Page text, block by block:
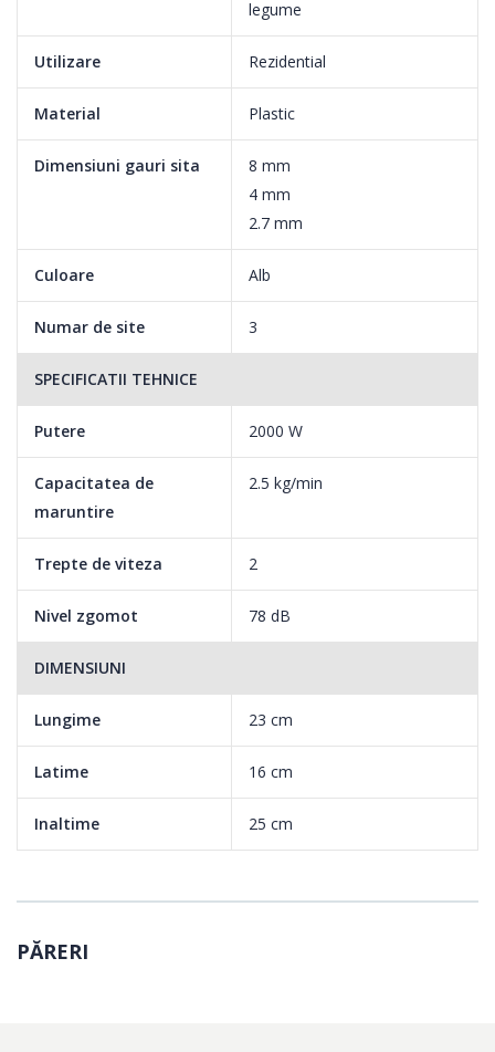
absoluta. In trecut, in prezent si in viitor.
Intotdeauna la indemana, putand fi depozitata la loc sigur
pentru utilizare zilnica - datorita dimensiunii sale compacte.
Procesare foarte rapida datorita motorului puternic si a puterii
instalate ridicate a motorului.
Designul si piciorusele din cauciuc cu ventuze asigura stabilitatea
aparatului.
Cutit cu doua fete pentru rezultate perfecte;
legume
Utilizare Rezidential
Material Plastic
Dimensiuni gauri sita
8 mm
4 mm
2.7 mm
Culoare Alb
Numar de site 3
SPECIFICATII TEHNICE
Putere 2000 W
Capacitatea de
maruntire
2.5 kg/min
Trepte de viteza 2
Nivel zgomot 78 dB
DIMENSIUNI
Lungime 23 cm
Latime 16 cm
Inaltime 25 cm
PĂRERI